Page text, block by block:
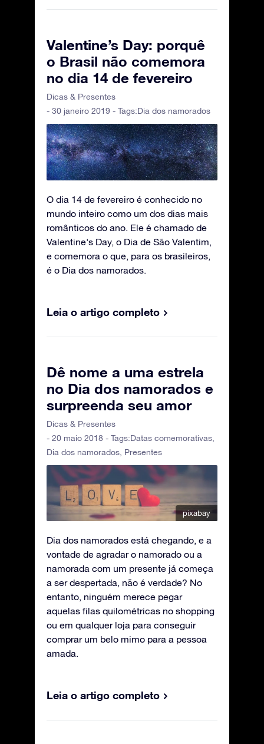
Valentine’s Day: porquê
o Brasil não comemora
no dia 14 de fevereiro
Dicas & Presentes
- 30 janeiro 2019 - Tags:Dia dos namorados
O dia 14 de fevereiro é conhecido no
mundo inteiro como um dos dias mais
românticos do ano. Ele é chamado de
Valentine's Day, o Dia de São Valentim,
e comemora o que, para os brasileiros,
é o Dia dos namorados.
Leia o artigo completo
Dê nome a uma estrela
no Dia dos namorados e
surpreenda seu amor
Dicas & Presentes
- 20 maio 2018 - Tags:Datas comemorativas
Dia dos namorados Presentes
pixabay
Dia dos namorados está chegando, e a
vontade de agradar o namorado ou a
namorada com um presente já começa
a ser despertada, não é verdade? No
entanto, ninguém merece pegar
aquelas filas quilométricas no shopping
ou em qualquer loja para conseguir
comprar um belo mimo para a pessoa
amada.
Leia o artigo completo